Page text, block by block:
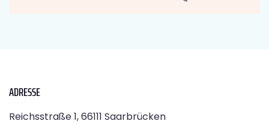
ADRESSE
Reichsstraße 1, 66111 Saarbrücken